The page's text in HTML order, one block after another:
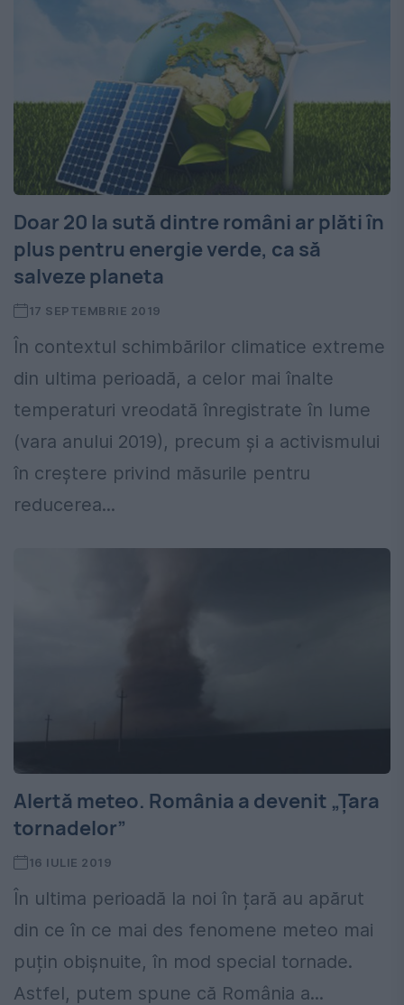
Doar 20 la sută dintre români ar plăti în
plus pentru energie verde, ca să
salveze planeta
17 SEPTEMBRIE 2019
În contextul schimbărilor climatice extreme
din ultima perioadă, a celor mai înalte
temperaturi vreodată înregistrate în lume
(vara anului 2019), precum și a activismului
în creștere privind măsurile pentru
reducerea...
Alertă meteo. România a devenit „Țara
tornadelor”
16 IULIE 2019
În ultima perioadă la noi în țară au apărut
din ce în ce mai des fenomene meteo mai
puțin obișnuite, în mod special tornade.
Astfel, putem spune că România a...